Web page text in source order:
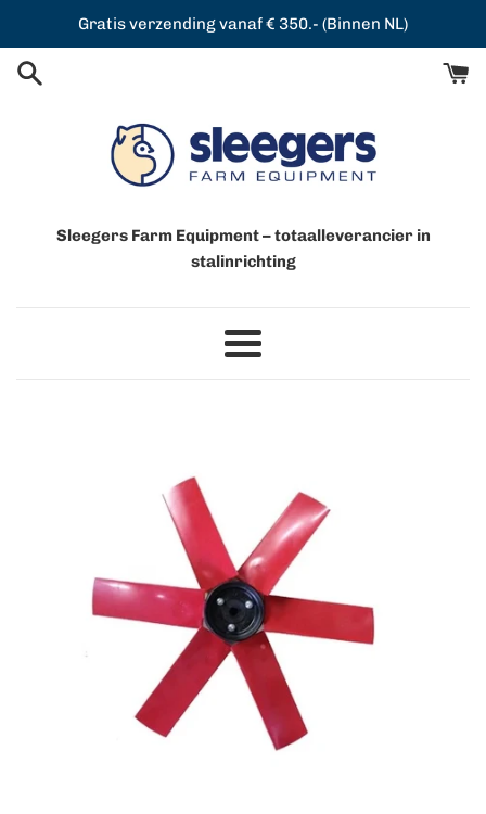
de
content
Gratis verzending vanaf € 350.- (Binnen NL)
Sleegers Farm Equipment – totaalleverancier in
stalinrichting
Menu